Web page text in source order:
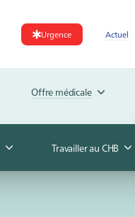
Urgence Actuel
Offre médicale
Travailler au CHB